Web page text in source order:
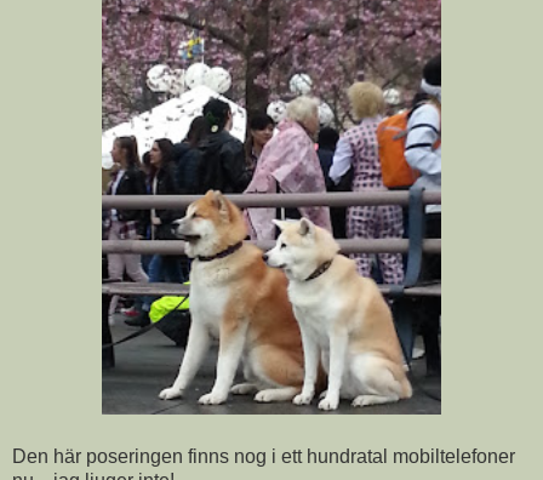
Den här poseringen finns nog i ett hundratal mobiltelefoner